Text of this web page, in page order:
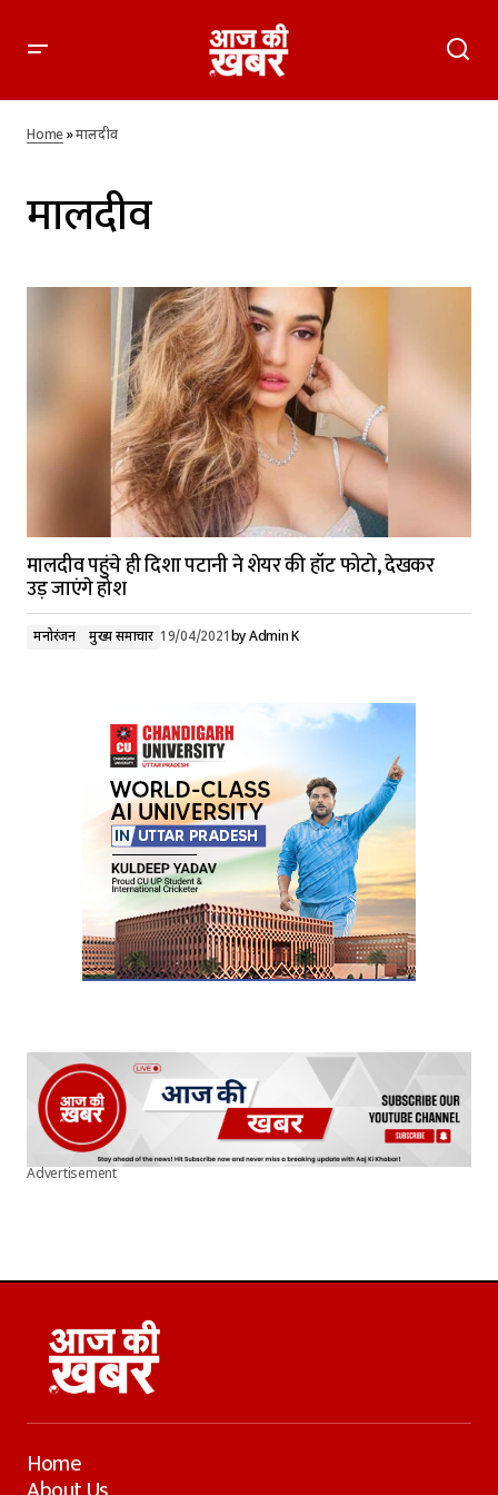
Home»मालदीव
मालदीव
मालदीव पहुंचे ही दिशा पटानी ने शेयर की हॉट फोटो, देखकर
उड़ जाएंगे होश
मनोरंजन मुख्य समाचार 19/04/2021byAdmin K
Advertisement
Home